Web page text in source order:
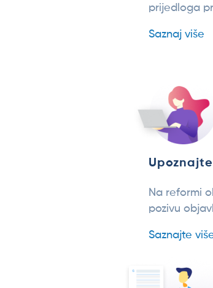
prijedloga
Saznaj više
Na reformi
pozivu
Saznajte